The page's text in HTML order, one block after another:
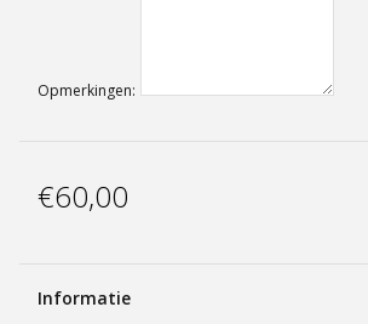
Opmerkingen:
€60,00
Informatie